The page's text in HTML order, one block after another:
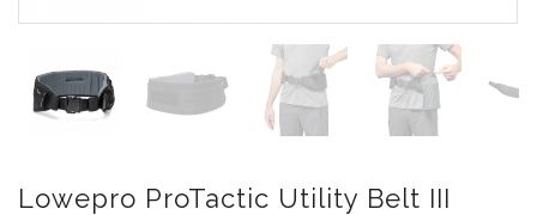
Lowepro ProTactic Utility Belt III